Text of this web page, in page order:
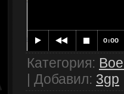
Категория:
| Добавил: 3gp